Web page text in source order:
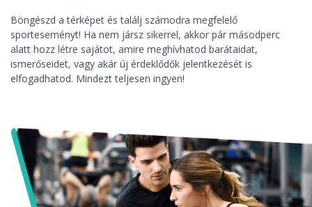
Böngészd a térképet és találj számodra megfelelő
sporteseményt! Ha nem jársz sikerrel, akkor pár másodperc
alatt hozz létre sajátot, amire meghívhatod barátaidat,
ismerőseidet, vagy akár új érdeklődők jelentkezését is
elfogadhatod. Mindezt teljesen ingyen!